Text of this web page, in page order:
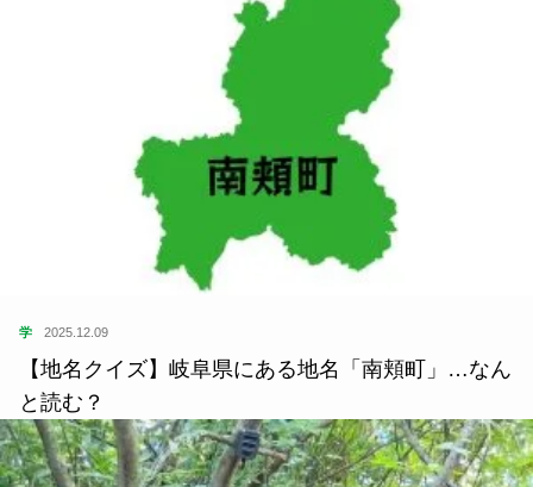
学 2025.12.09
【地名クイズ】岐阜県にある地名「南頬町」…なん
と読む？